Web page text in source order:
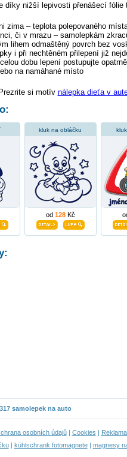
díky nižší lepivosti přenášecí fólie
zima – teplota polepovaného
či v mrazu – samolepkám
lihem odmaštěný povrch bez
i při nechtěném přilepení již
dobu lepení postupujte opatrně
na namáhané místo
si motív nálepka dieťa v
kluk na obláčku
od 128Kč
samolepek na auto
osobních údajů| Cookies |
| kühlschrank fotomagnete| magnesy